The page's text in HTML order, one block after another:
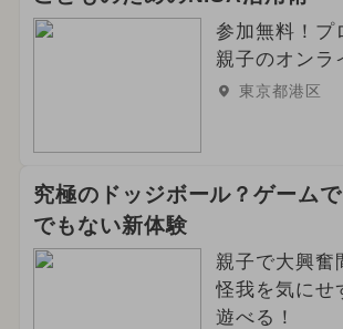
参加無料！プ
親子のオンラ
東京都港区
究極のドッジボール？ゲーム
でもない新体験
親子で大興奮
怪我を気にせ
遊べる！